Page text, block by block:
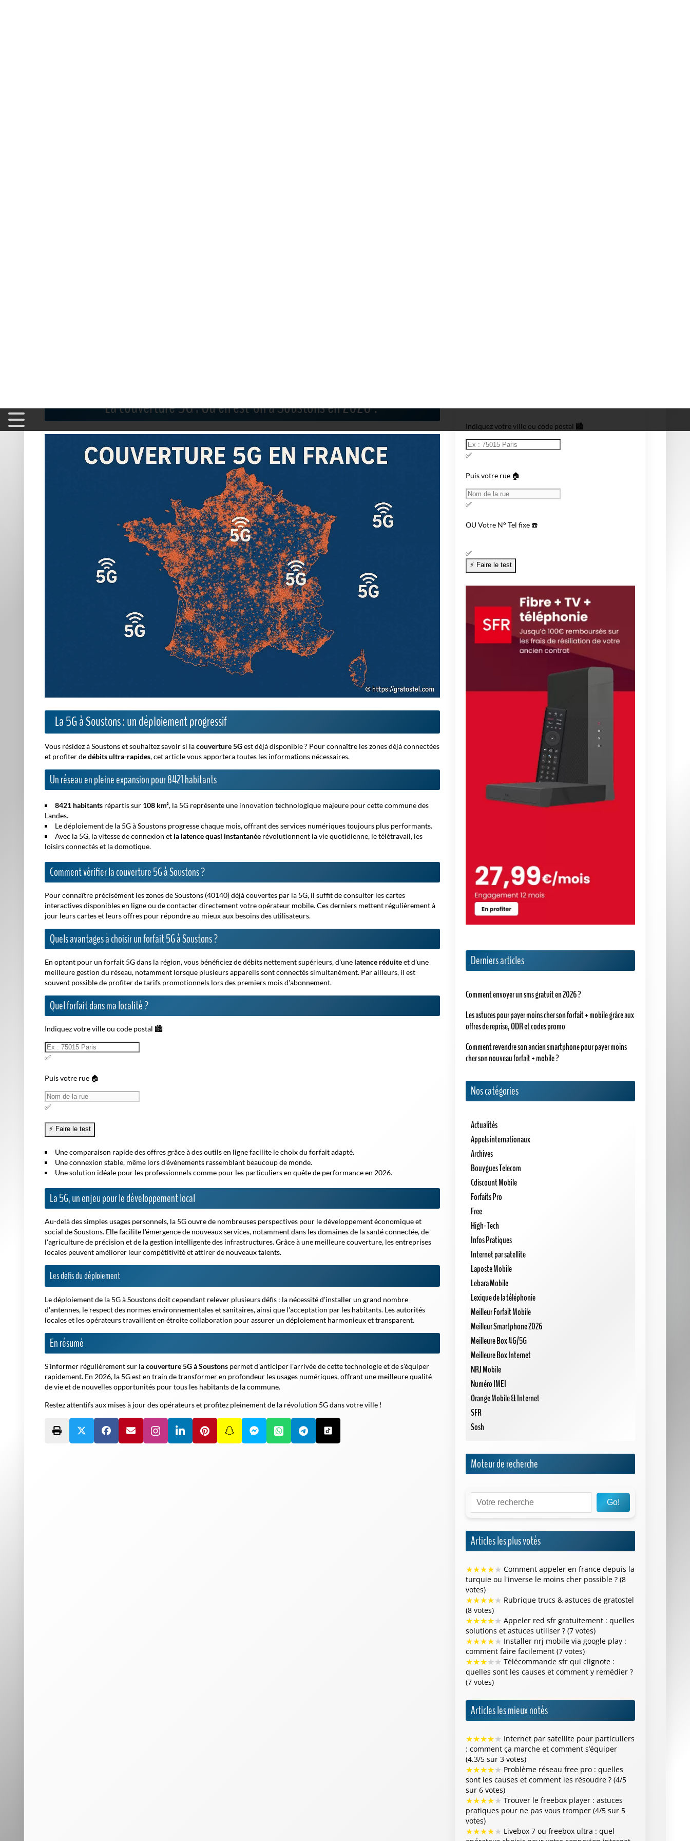
La couverture 5G : Où en est-on à Soustons en 2026 ?
La 5G à Soustons : un déploiement progressif
Vous résidez à Soustons et souhaitez savoir si lacouverture 5Gest déjà disponible ? Pour connaître les zones déjà connectées
et profiter dedébits ultra-rapides, cet article vous apportera toutes les informations nécessaires.
Un réseau en pleine expansion pour 8421 habitants
8421 habitants répartis sur 108 km², la 5G représente une innovation technologique majeure pour cette commune des
Landes.
Le déploiement de la 5G à Soustons progresse chaque mois, offrant des services numériques toujours plus performants.
Avec la 5G, la vitesse de connexion et la latence quasi instantanée révolutionnent la vie quotidienne, le télétravail, les
loisirs connectés et la domotique.
Comment vérifier la couverture 5G à Soustons ?
Pour connaître précisément les zones de Soustons (40140) déjà couvertes par la 5G, il suffit de consulter les cartes
interactives disponibles en ligne ou de contacter directement votre opérateur mobile. Ces derniers mettent régulièrement à
jour leurs cartes et leurs offres pour répondre au mieux aux besoins des utilisateurs.
Quels avantages à choisir un forfait 5G à Soustons ?
En optant pour un forfait 5G dans la région, vous bénéficiez dedébits nettement supérieurs, d'une latence réduiteet d'une
meilleure gestion du réseau, notamment lorsque plusieurs appareils sont connectés simultanément. Par ailleurs, il est
souvent possible de profiter de tarifs promotionnels lors des premiers mois d'abonnement.
Quel forfait dans ma localité ?
Indiquez votre ville ou code postal 🏙️
✅
Puis votre rue 🏠
✅
Une comparaison rapide des offres grâce à des outils en ligne facilite le choix du forfait adapté.
Une connexion stable, même lors d'événements rassemblant beaucoup de monde.
Une solution idéale pour les professionnels comme pour les particuliers en quête de performance en 2026.
La 5G, un enjeu pour le développement local
Au-delà des simples usages personnels, la 5G ouvre de nombreuses perspectives pour le développement économique et
social de Soustons. Elle facilite l'émergence de nouveaux services, notamment dans les domaines de la santé connectée, de
l'agriculture de précision et de la gestion intelligente des infrastructures. Grâce à une meilleure couverture, les entreprises
locales peuvent améliorer leur compétitivité et attirer de nouveaux talents.
Les défis du déploiement
Le déploiement de la 5G à Soustons doit cependant relever plusieurs défis : la nécessité d'installer un grand nombre
d'antennes, le respect des normes environnementales et sanitaires, ainsi que l'acceptation par les habitants. Les autorités
locales et les opérateurs travaillent en étroite collaboration pour assurer un déploiement harmonieux et transparent.
En résumé
S'informer régulièrement sur lacouverture 5G à Soustons permet d'anticiper l'arrivée de cette technologie et de s'équiper
rapidement. En 2026, la 5G est en train de transformer en profondeur les usages numériques, offrant une meilleure qualité
de vie et de nouvelles opportunités pour tous les habitants de la commune.
Restez attentifs aux mises à jour des opérateurs et profitez pleinement de la révolution 5G dans votre ville !
Indiquez votre ville ou code postal 🏙️
✅
Puis votre rue 🏠
✅
OUVotre N° Tel fixe ☎️
✅
Derniers articles
Comment envoyer un sms gratuit en 2026 ?
Les astuces pour payer moins cher son forfait + mobile grâce aux
offres de reprise, ODR et codes promo
Comment revendre son ancien smartphone pour payer moins
cher son nouveau forfait + mobile ?
Nos catégories
Actualités
Appels internationaux
Archives
Bouygues Telecom
Cdiscount Mobile
Forfaits Pro
Free
High-Tech
Infos Pratiques
Internet par satellite
Laposte Mobile
Lebara Mobile
Lexique de la téléphonie
Meilleur Forfait Mobile
Meilleur Smartphone 2026
Meilleure Box 4G/5G
Meilleure Box Internet
NRJ Mobile
Numéro IMEI
Orange Mobile & Internet
SFR
Sosh
Moteur de recherche
Go!
Articles les plus votés
★★★★★ Comment appeler en france depuis la
turquie ou l'inverse le moins cher possible ? (8
votes)
★★★★★ Rubrique trucs & astuces de gratostel
(8 votes)
★★★★★ Appeler red sfr gratuitement : quelles
solutions et astuces utiliser ? (7 votes)
★★★★★ Installer nrj mobile via google play :
comment faire facilement (7 votes)
★★★★★ Télécommande sfr qui clignote :
quelles sont les causes et comment y remédier ?
(7 votes)
Articles les mieux notés
★★★★★ Internet par satellite pour particuliers
: comment ça marche et comment s’équiper
(4.3/5 sur 3 votes)
★★★★★ Problème réseau free pro : quelles
sont les causes et comment les résoudre ? (4/5
sur 6 votes)
★★★★★ Trouver le freebox player : astuces
pratiques pour ne pas vous tromper (4/5 sur 5
votes)
★★★★★ Livebox 7 ou freebox ultra : quel